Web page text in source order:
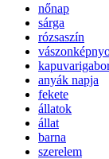
nőnap
sárga
rózsaszín
anyák napja
fekete
állatok
állat
barna
szerelem